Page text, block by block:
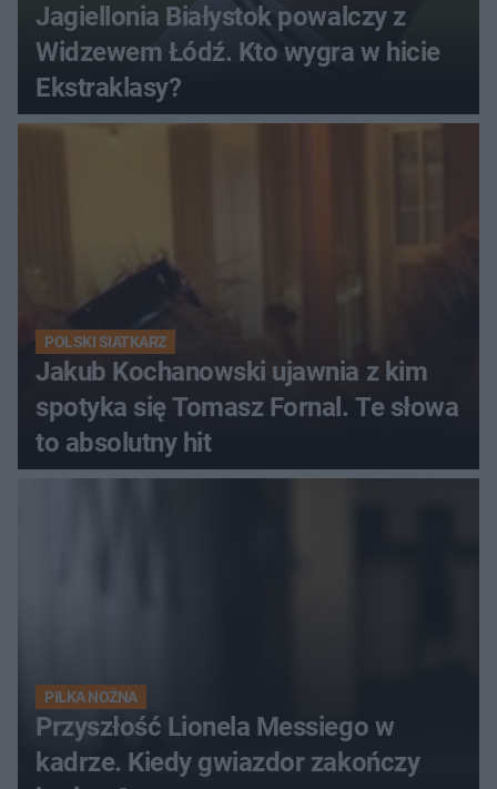
Jagiellonia Białystok powalczy z
Widzewem Łódź. Kto wygra w hicie
Ekstraklasy?
POLSKI SIATKARZ
Jakub Kochanowski ujawnia z kim
spotyka się Tomasz Fornal. Te słowa
to absolutny hit
PIŁKA NOŻNA
Przyszłość Lionela Messiego w
kadrze. Kiedy gwiazdor zakończy